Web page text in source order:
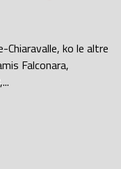
Chiaravalle, ko le altre
Falconara,